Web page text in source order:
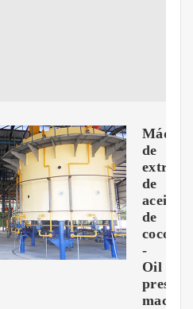
de
de
aceite
de
coco
-
Oil
press